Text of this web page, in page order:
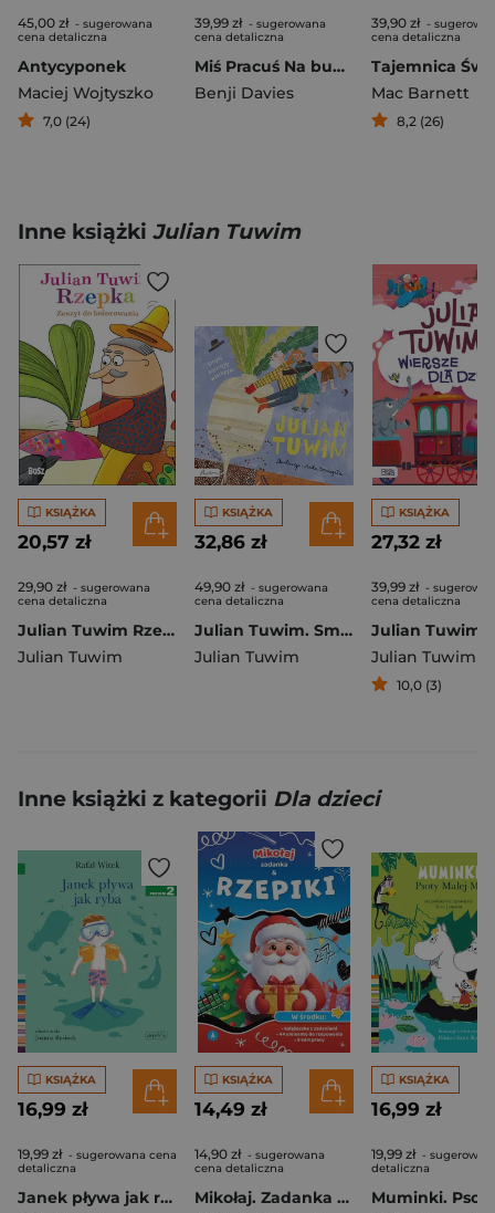
45,00 zł - sugerowana
cena detaliczna
Antycyponek
Maciej Wojtyszko
7,0 (24)
39,99 zł - sugerowana
cena detaliczna
Miś Pracuś Na budowie
Benji Davies
39,90 zł -
cena detaliczna
Mac Barnett
8,2 (26)
Inne książki Julian Tuwim
KSIĄŻKA
20,57 zł
29,90 zł - sugerowana
cena detaliczna
Julian Tuwim Rzepka. Zeszyt do kolorowania
Julian Tuwim
KSIĄŻKA
32,86 zł
49,90 zł - sugerowana
cena detaliczna
Julian Tuwim. Smyki kochają wierszyki
Julian Tuwim
KSIĄŻKA
27,32 zł
39,99 zł -
cena detaliczna
Julian Tuwim
10,0 (3)
Inne książki z kategorii Dla dzieci
KSIĄŻKA
16,99 zł
19,99 zł - sugerowana cena
detaliczna
Janek pływa jak ryba. Czytam sobie. Poziom 2
KSIĄŻKA
14,49 zł
14,90 zł - sugerowana
cena detaliczna
Mikołaj. Zadanka & rzepiki
KSIĄŻKA
16,99 zł
19,99 zł -
detaliczna